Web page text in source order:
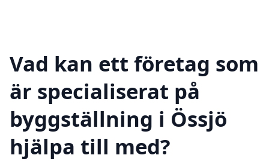
Vad kan ett företag som
är specialiserat på
byggställning i Össjö
hjälpa till med?